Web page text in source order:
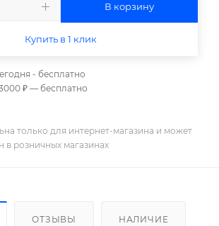
В корзину
Купить в 1 клик
- бесплатно
₽ — бесплатно
только для интернет-магазина и может
в розничных магазинах
ОТЗЫВЫ НАЛИЧИЕ